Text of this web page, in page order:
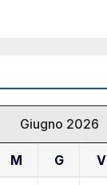
Giugno 2026
M G V